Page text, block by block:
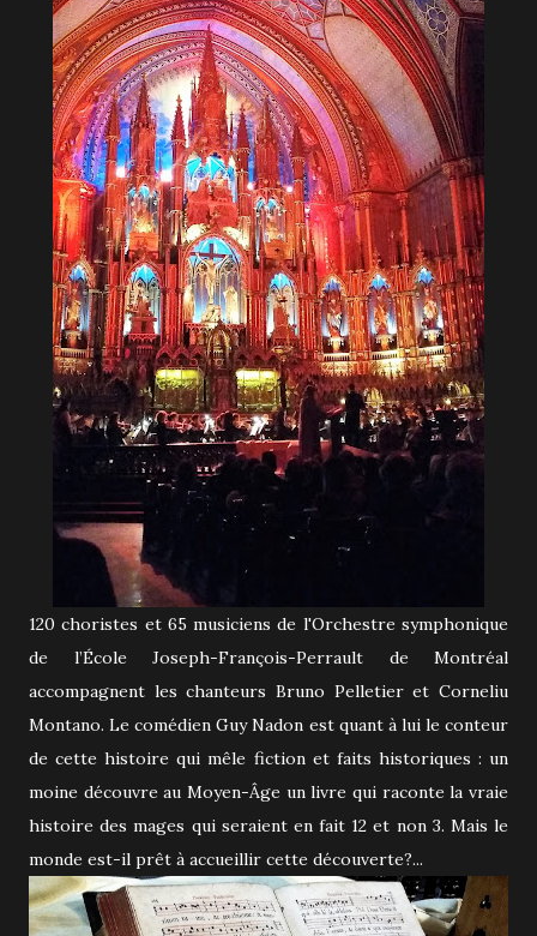
120 choristes et 65 musiciens de l'Orchestre symphonique
de l’École Joseph-François-Perrault de Montréal
accompagnent les chanteurs Bruno Pelletier et Corneliu
Montano. Le comédien Guy Nadon est quant à lui le conteur
de cette histoire qui mêle fiction et faits historiques : un
moine découvre au Moyen-Âge un livre qui raconte la vraie
histoire des mages qui seraient en fait 12 et non 3. Mais le
monde est-il prêt à accueillir cette découverte?...